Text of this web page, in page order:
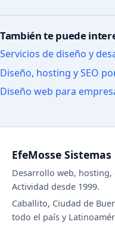
También te puede
Servicios de diseño y
Diseño, hosting y SEO
Diseño web para
EfeMosse Sistemas
Desarrollo web,
Actividad desde 1999.
Caballito, Ciudad de
todo el país y